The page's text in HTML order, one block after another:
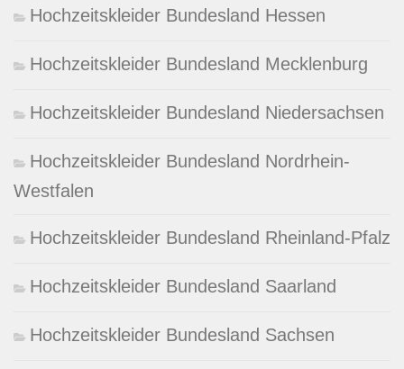
Hochzeitskleider Bundesland Hessen
Hochzeitskleider Bundesland Mecklenburg
Hochzeitskleider Bundesland Niedersachsen
Hochzeitskleider Bundesland Nordrhein-
Westfalen
Hochzeitskleider Bundesland Rheinland-Pfalz
Hochzeitskleider Bundesland Saarland
Hochzeitskleider Bundesland Sachsen